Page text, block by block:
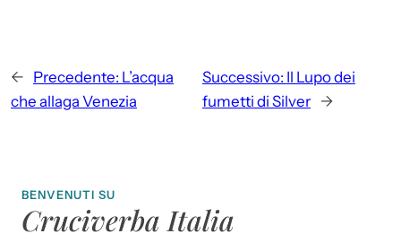
← Precedente: L’acqua
che allaga Venezia
Successivo: Il Lupo dei
fumetti di Silver
→
BENVENUTI SU
Cruciverba Italia